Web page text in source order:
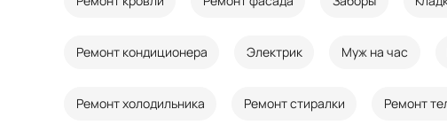
Ремонт кондиционера Электрик Муж на час
Ремонт холодильника Ремонт стиралки Ремонт